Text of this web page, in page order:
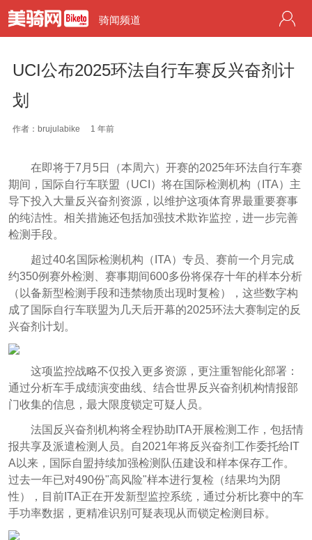
骑闻频道
UCI公布2025环法自行车赛反兴奋剂计
划
作者：brujulabike 1 年前
在即将于7月5日（本周六）开赛的2025年环法自行车赛
期间，国际自行车联盟（UCI）将在国际检测机构（ITA）主
导下投入大量反兴奋剂资源，以维护这项体育界最重要赛事
的纯洁性。相关措施还包括加强技术欺诈监控，进一步完善
检测手段。
超过40名国际检测机构（ITA）专员、赛前一个月完成
约350例赛外检测、赛事期间600多份将保存十年的样本分析
（以备新型检测手段和违禁物质出现时复检），这些数字构
成了国际自行车联盟为几天后开幕的2025环法大赛制定的反
兴奋剂计划。
这项监控战略不仅投入更多资源，更注重智能化部署：
通过分析车手成绩演变曲线、结合世界反兴奋剂机构情报部
门收集的信息，最大限度锁定可疑人员。
法国反兴奋剂机构将全程协助ITA开展检测工作，包括情
报共享及派遣检测人员。自2021年将反兴奋剂工作委托给IT
A以来，国际自盟持续加强检测队伍建设和样本保存工作。
过去一年已对490份"高风险"样本进行复检（结果均为阴
性），目前ITA正在开发新型监控系统，通过分析比赛中的车
手功率数据，更精准识别可疑表现从而锁定检测目标。